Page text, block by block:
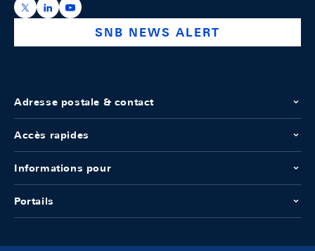
https://x.com/snb_bns
https://ch.linkedin.com/company/swiss-national-
https://www.youtube.com/@swissnationalbank
SNB NEWS ALERT
Adresse postale & contact
Accès rapides
Informations pour
Portails